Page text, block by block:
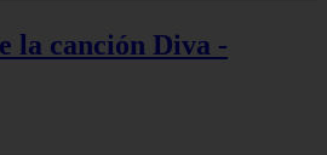
la canción Diva -